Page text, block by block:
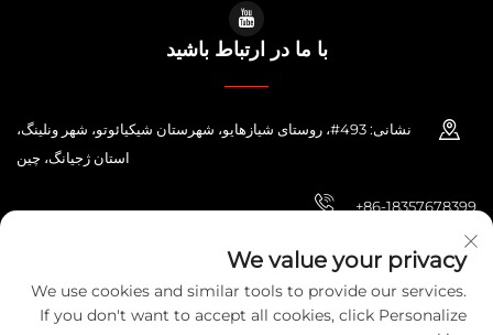
با ما در ارتباط باشید
نشانی: 493#، روستای شیازهایو، شهرستان شیکیائوتو، شهر ونلینگ،
استان ژجیانگ، چین
+86-18357678399
[email protected]
We value your privacy
We use cookies and similar tools to provide our services.
If you don't want to accept all cookies, click Personalize